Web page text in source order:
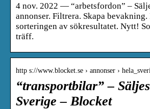
4 nov. 2022 — “arbetsfordon” –
annonser. Filtrera. Skapa bevakning.
sorteringen av sökresultatet. Nytt!
träff.
http s://www.blocket.se › annonser ›
“transportbilar” –
Sverige – Blocket